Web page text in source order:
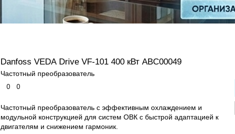
Danfoss VEDA Drive VF-101 400 кВт ABC00049
Частотный преобразователь
0 0
Частотный преобразователь с эффективным охлаждением и
модульной конструкцией для систем ОВК с быстрой адаптацией к
двигателям и снижением гармоник.